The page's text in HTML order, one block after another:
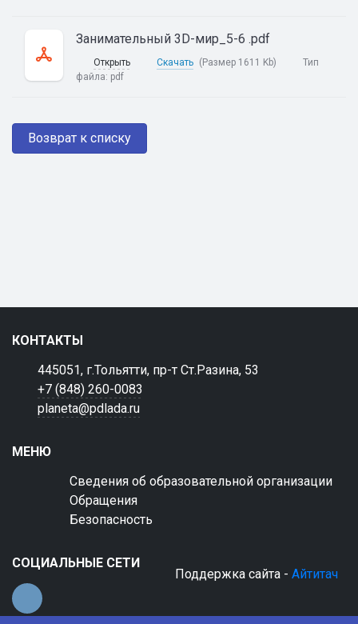
Занимательный 3D-мир_5-6 .pdf
Открыть Скачать (Размер 1611 Kb)
Тип
файла: pdf
Возврат к списку
КОНТАКТЫ
445051, г.Тольятти, пр-т Ст.Разина, 53
+7 (848) 260-0083
planeta@pdlada.ru
МЕНЮ
Сведения об образовательной организации
Обращения
Безопасность
СОЦИАЛЬНЫЕ СЕТИ
Поддержка сайта - Айтитач